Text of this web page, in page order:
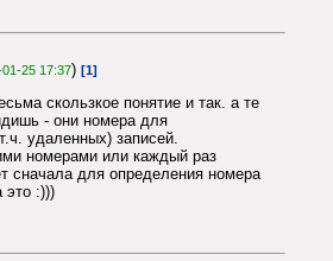
25 17:37) [1]
скользкое понятие и так. а те
- они номера для
удаленных) записей.
номерами или каждый раз
сначала для определения номера
это :)))